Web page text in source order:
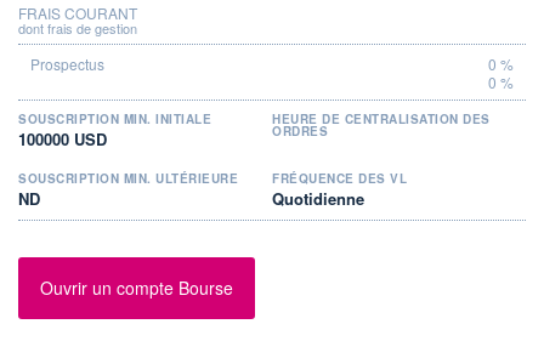
FRAIS COURANT
dont frais de gestion
0 %
0 %
SOUSCRIPTION MIN. INITIALE
100000 USD
HEURE DE CENTRALISATION DES
ORDRES
SOUSCRIPTION MIN. ULTÉRIEURE
ND
FRÉQUENCE DES VL
Quotidienne
Ouvrir un compte Bourse